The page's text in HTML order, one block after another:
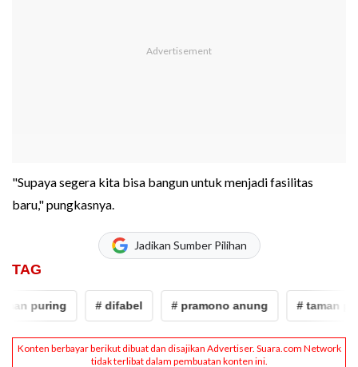
"Supaya segera kita bisa bangun untuk menjadi fasilitas
baru," pungkasnya.
Jadikan Sumber Pilihan
TAG
puring # difabel # pramono anung # taman